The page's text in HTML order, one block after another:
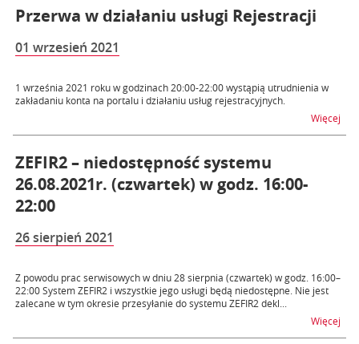
Przerwa w działaniu usługi Rejestracji
01 wrzesień 2021
1 września 2021 roku w godzinach 20:00-22:00 wystąpią utrudnienia w
zakładaniu konta na portalu i działaniu usług rejestracyjnych.
Więcej
ZEFIR2 – niedostępność systemu
26.08.2021r. (czwartek) w godz. 16:00-
22:00
26 sierpień 2021
Z powodu prac serwisowych w dniu 28 sierpnia (czwartek) w godz. 16:00–
22:00 System ZEFIR2 i wszystkie jego usługi będą niedostępne. Nie jest
zalecane w tym okresie przesyłanie do systemu ZEFIR2 dekl...
Więcej